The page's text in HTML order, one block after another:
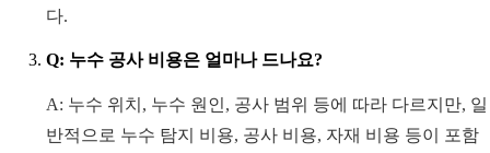
다.
Q: 누수 공사 비용은 얼마나 드나요?
A: 누수 위치, 누수 원인, 공사 범위 등에 따라 다르지만, 일
반적으로 누수 탐지 비용, 공사 비용, 자재 비용 등이 포함